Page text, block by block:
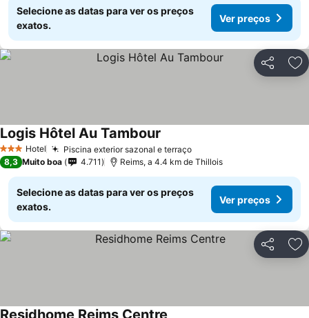
Selecione as datas para ver os preços
exatos.
Ver preços
Partilhar
3 EstrelasHotel Piscina exterior sazonal e terraço
Logis Hôtel Au Tambour
8,3 Muito boa 4.711 Reims, a 4.4 km de Thillois
Selecione as datas para ver os preços
exatos.
Ver preços
Partilhar
Residhome Reims Centre